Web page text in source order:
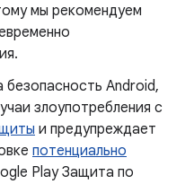
мы рекомендуем
Android,
злоупотребления с
и предупреждает
потенциально
Play Защита по